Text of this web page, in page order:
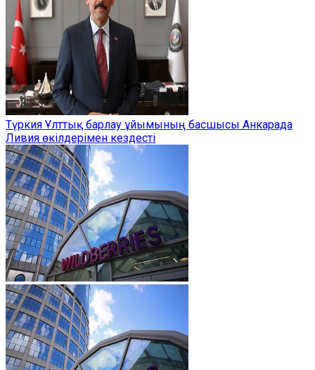
Түркия Ұлттық барлау ұйымының басшысы Анкарада
Ливия өкілдерімен кездесті